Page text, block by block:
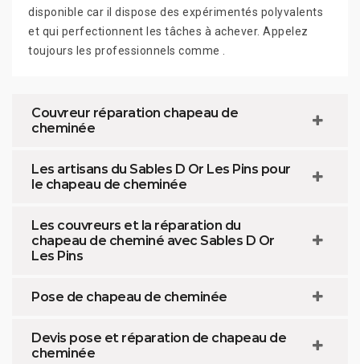
disponible car il dispose des expérimentés polyvalents
et qui perfectionnent les tâches à achever. Appelez
toujours les professionnels comme .
Couvreur réparation chapeau de
cheminée
Les artisans du Sables D Or Les Pins pour
le chapeau de cheminée
Les couvreurs et la réparation du
chapeau de cheminé avec Sables D Or
Les Pins
Pose de chapeau de cheminée
Devis pose et réparation de chapeau de
cheminée